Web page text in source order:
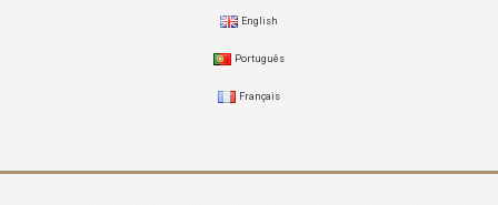
English
Português
Français